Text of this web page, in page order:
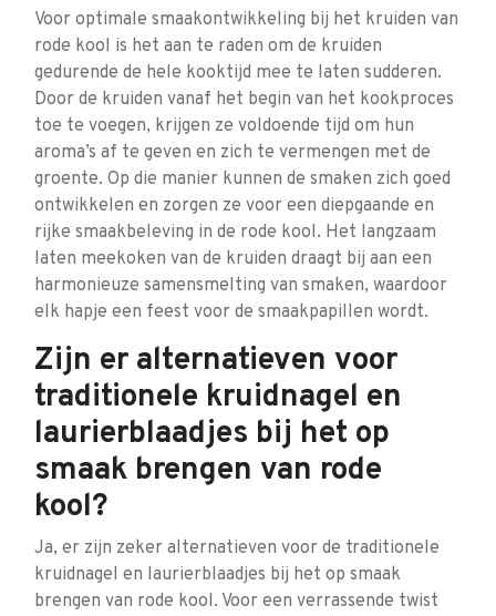
Voor optimale smaakontwikkeling bij het kruiden van
rode kool is het aan te raden om de kruiden
gedurende de hele kooktijd mee te laten sudderen.
Door de kruiden vanaf het begin van het kookproces
toe te voegen, krijgen ze voldoende tijd om hun
aroma’s af te geven en zich te vermengen met de
groente. Op die manier kunnen de smaken zich goed
ontwikkelen en zorgen ze voor een diepgaande en
rijke smaakbeleving in de rode kool. Het langzaam
laten meekoken van de kruiden draagt bij aan een
harmonieuze samensmelting van smaken, waardoor
elk hapje een feest voor de smaakpapillen wordt.
Zijn er alternatieven voor
traditionele kruidnagel en
laurierblaadjes bij het op
smaak brengen van rode
kool?
Ja, er zijn zeker alternatieven voor de traditionele
kruidnagel en laurierblaadjes bij het op smaak
brengen van rode kool. Voor een verrassende twist